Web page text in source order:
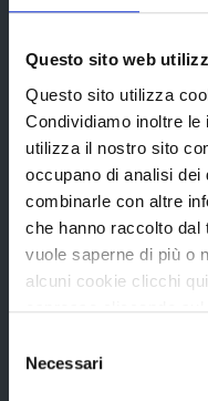
Questo sito web
Questo sito utilizza
Condividiamo inoltre
utilizza il nostro sito
occupano di analisi dei
combinarle con altre
che hanno raccolto
vuole saperne di più o
alcuni cookie clicchi
espresso cliccando
tasto "Rifiuta".
delNecessari
La Provincia
Organi di governo
Statuto e Regolamenti
Amministrazione
Uffici e orari
Storia della Provincia
Elezioni